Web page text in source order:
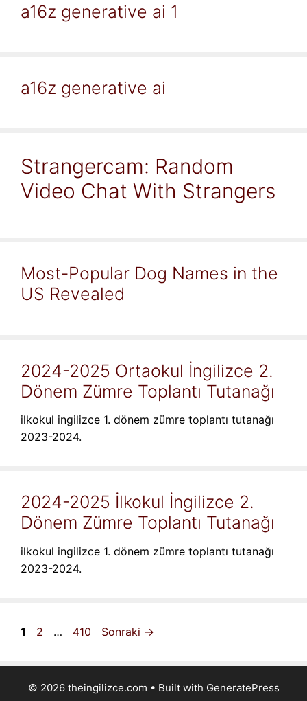
a16z generative ai 1
a16z generative ai
Strangercam: Random
Video Chat With Strangers
Most-Popular Dog Names in the
US Revealed
2024-2025 Ortaokul İngilizce 2.
Dönem Zümre Toplantı Tutanağı
ilkokul ingilizce 1. dönem zümre toplantı tutanağı
2023-2024.
2024-2025 İlkokul İngilizce 2.
Dönem Zümre Toplantı Tutanağı
ilkokul ingilizce 1. dönem zümre toplantı tutanağı
2023-2024.
Sayfa
1 Sayfa
2 … Sayfa
410 Sonraki →
© 2026 theingilizce.com • Built with GeneratePress